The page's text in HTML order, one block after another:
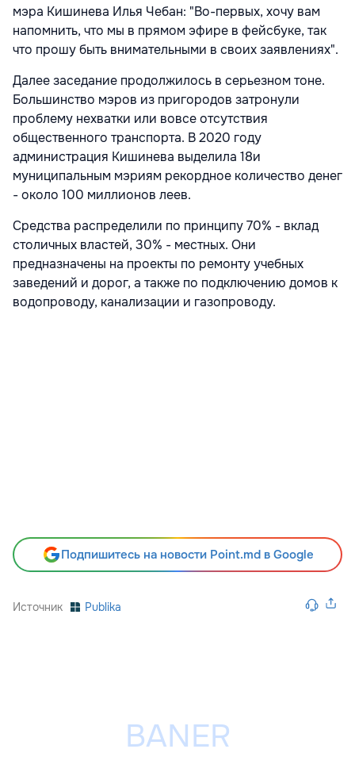
мэра Кишинева Илья Чебан: "Во-первых, хочу вам
напомнить, что мы в прямом эфире в фейсбуке, так
что прошу быть внимательными в своих заявлениях".
Далее заседание продолжилось в серьезном тоне.
Большинство мэров из пригородов затронули
проблему нехватки или вовсе отсутствия
общественного транспорта. В 2020 году
администрация Кишинева выделила 18и
муниципальным мэриям рекордное количество денег
- около 100 миллионов леев.
Средства распределили по принципу 70% - вклад
столичных властей, 30% - местных. Они
предназначены на проекты по ремонту учебных
заведений и дорог, а также по подключению домов к
водопроводу, канализации и газопроводу.
Подпишитесь на новости Point.md в Google
Источник Publika